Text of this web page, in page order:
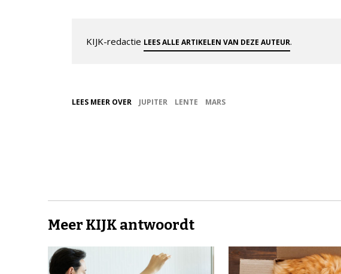
KIJK-redactie LEES ALLE ARTIKELEN VAN DEZE AUTEUR.
LEES MEER OVER JUPITER LENTE MARS
Meer KIJK antwoordt